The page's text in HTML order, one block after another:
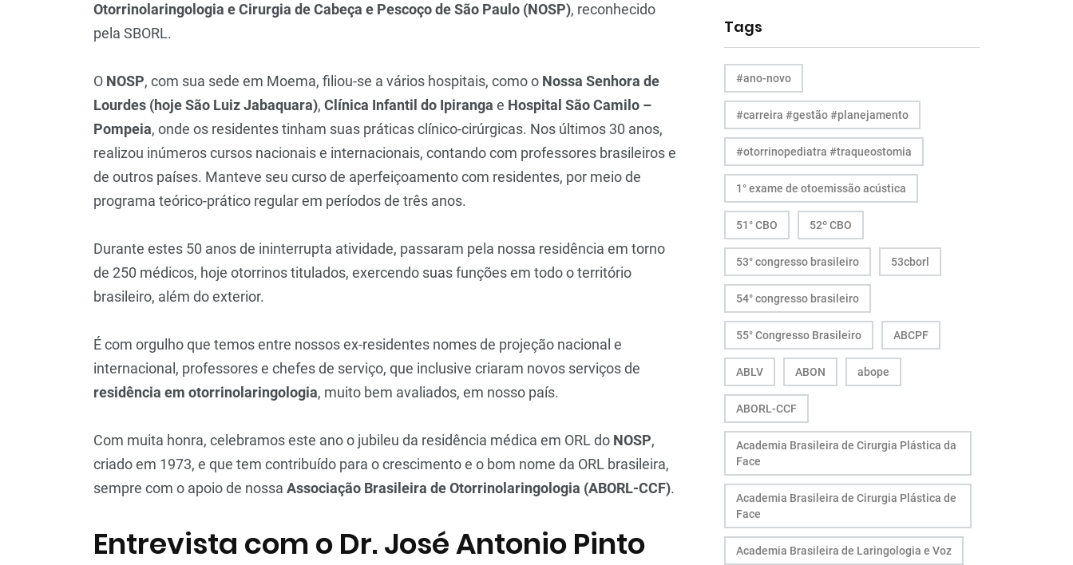
Otorrinolaringologia e Cirurgia de Cabeça e Pescoço de São Paulo (NOSP), reconhecido
pela SBORL.
O NOSP, com sua sede em Moema, filiou-se a vários hospitais, como o Nossa Senhora de
Lourdes (hoje São Luiz Jabaquara), Clínica Infantil do Ipiranga e Hospital São Camilo –
Pompeia, onde os residentes tinham suas práticas clínico-cirúrgicas. Nos últimos 30 anos,
realizou inúmeros cursos nacionais e internacionais, contando com professores brasileiros e
de outros países. Manteve seu curso de aperfeiçoamento com residentes, por meio de
programa teórico-prático regular em períodos de três anos.
Durante estes 50 anos de ininterrupta atividade, passaram pela nossa residência em torno
de 250 médicos, hoje otorrinos titulados, exercendo suas funções em todo o território
brasileiro, além do exterior.
É com orgulho que temos entre nossos ex-residentes nomes de projeção nacional e
internacional, professores e chefes de serviço, que inclusive criaram novos serviços de
residência em otorrinolaringologia, muito bem avaliados, em nosso país.
Com muita honra, celebramos este ano o jubileu da residência médica em ORL do NOSP,
criado em 1973, e que tem contribuído para o crescimento e o bom nome da ORL brasileira,
sempre com o apoio de nossa Associação Brasileira de Otorrinolaringologia (ABORL-CCF).
Entrevista com o Dr. José Antonio Pinto
Tags
#ano-novo
#carreira #gestão #planejamento
#otorrinopediatra #traqueostomia
1° exame de otoemissão acústica
51° CBO 52º CBO
53° congresso brasileiro 53cborl
54° congresso brasileiro
55° Congresso Brasileiro ABCPF
ABLV ABON abope
ABORL-CCF
Academia Brasileira de Cirurgia Plástica da
Face
Academia Brasileira de Cirurgia Plástica de
Face
Academia Brasileira de Laringologia e Voz